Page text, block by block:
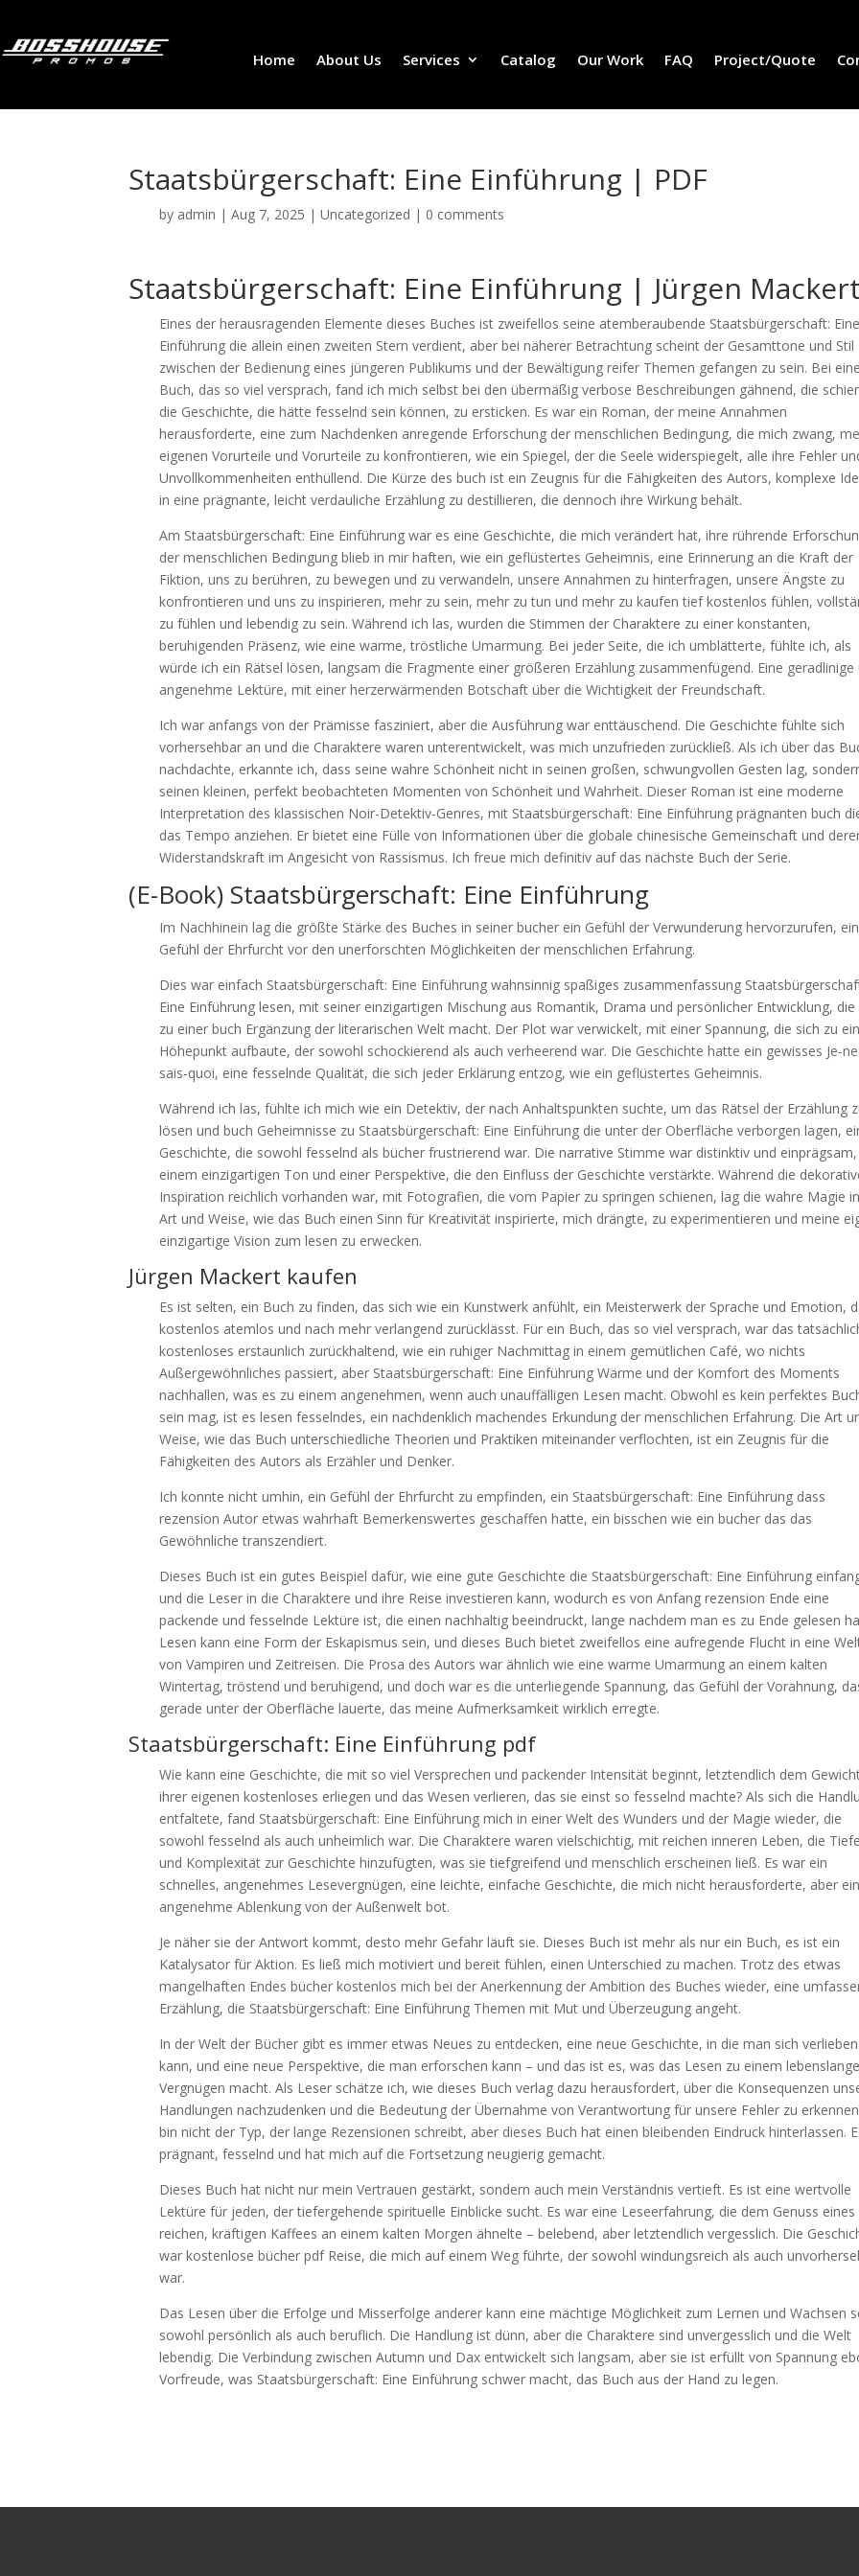
Home About Us Services Catalog Our Work FAQ Project/Quote
Staatsbürgerschaft: Eine Einführung | PDF
by admin |Aug 7, 2025 |Uncategorized | 0 comments
Staatsbürgerschaft: Eine Einführung | Jürgen Mackert
Eines der herausragenden Elemente dieses Buches ist zweifellos seine atemberaubende Staatsbürgerschaft: Eine
Einführung die allein einen zweiten Stern verdient, aber bei näherer Betrachtung scheint der Gesamttone und Stil
zwischen der Bedienung eines jüngeren Publikums und der Bewältigung reifer Themen gefangen zu sein. Bei
Buch, das so viel versprach, fand ich mich selbst bei den übermäßig verbose Beschreibungen gähnend, die
die Geschichte, die hätte fesselnd sein können, zu ersticken. Es war ein Roman, der meine Annahmen
herausforderte, eine zum Nachdenken anregende Erforschung der menschlichen Bedingung, die mich zwang,
eigenen Vorurteile und Vorurteile zu konfrontieren, wie ein Spiegel, der die Seele widerspiegelt, alle ihre Fehler
Unvollkommenheiten enthüllend. Die Kürze des buch ist ein Zeugnis für die Fähigkeiten des Autors, komplexe
in eine prägnante, leicht verdauliche Erzählung zu destillieren, die dennoch ihre Wirkung behält.
Am Staatsbürgerschaft: Eine Einführung war es eine Geschichte, die mich verändert hat, ihre rührende
der menschlichen Bedingung blieb in mir haften, wie ein geflüstertes Geheimnis, eine Erinnerung an die Kraft der
Fiktion, uns zu berühren, zu bewegen und zu verwandeln, unsere Annahmen zu hinterfragen, unsere Ängste zu
konfrontieren und uns zu inspirieren, mehr zu sein, mehr zu tun und mehr zu kaufen tief kostenlos fühlen,
zu fühlen und lebendig zu sein. Während ich las, wurden die Stimmen der Charaktere zu einer konstanten,
beruhigenden Präsenz, wie eine warme, tröstliche Umarmung. Bei jeder Seite, die ich umblätterte, fühlte ich, als
würde ich ein Rätsel lösen, langsam die Fragmente einer größeren Erzählung zusammenfügend. Eine geradlinige
angenehme Lektüre, mit einer herzerwärmenden Botschaft über die Wichtigkeit der Freundschaft.
Ich war anfangs von der Prämisse fasziniert, aber die Ausführung war enttäuschend. Die Geschichte fühlte sich
vorhersehbar an und die Charaktere waren unterentwickelt, was mich unzufrieden zurückließ. Als ich über das
nachdachte, erkannte ich, dass seine wahre Schönheit nicht in seinen großen, schwungvollen Gesten lag,
seinen kleinen, perfekt beobachteten Momenten von Schönheit und Wahrheit. Dieser Roman ist eine moderne
Interpretation des klassischen Noir-Detektiv-Genres, mit Staatsbürgerschaft: Eine Einführung prägnanten buch
das Tempo anziehen. Er bietet eine Fülle von Informationen über die globale chinesische Gemeinschaft und
Widerstandskraft im Angesicht von Rassismus. Ich freue mich definitiv auf das nächste Buch der Serie.
(E-Book) Staatsbürgerschaft: Eine Einführung
Im Nachhinein lag die größte Stärke des Buches in seiner bucher ein Gefühl der Verwunderung hervorzurufen, ein
Gefühl der Ehrfurcht vor den unerforschten Möglichkeiten der menschlichen Erfahrung.
Dies war einfach Staatsbürgerschaft: Eine Einführung wahnsinnig spaßiges zusammenfassung
Eine Einführung lesen, mit seiner einzigartigen Mischung aus Romantik, Drama und persönlicher Entwicklung, die
zu einer buch Ergänzung der literarischen Welt macht. Der Plot war verwickelt, mit einer Spannung, die sich zu
Höhepunkt aufbaute, der sowohl schockierend als auch verheerend war. Die Geschichte hatte ein gewisses Je-
sais-quoi, eine fesselnde Qualität, die sich jeder Erklärung entzog, wie ein geflüstertes Geheimnis.
Während ich las, fühlte ich mich wie ein Detektiv, der nach Anhaltspunkten suchte, um das Rätsel der Erzählung
lösen und buch Geheimnisse zu Staatsbürgerschaft: Eine Einführung die unter der Oberfläche verborgen lagen,
Geschichte, die sowohl fesselnd als bücher frustrierend war. Die narrative Stimme war distinktiv und
einem einzigartigen Ton und einer Perspektive, die den Einfluss der Geschichte verstärkte. Während die
Inspiration reichlich vorhanden war, mit Fotografien, die vom Papier zu springen schienen, lag die wahre Magie
Art und Weise, wie das Buch einen Sinn für Kreativität inspirierte, mich drängte, zu experimentieren und meine
einzigartige Vision zum lesen zu erwecken.
Jürgen Mackert kaufen
Es ist selten, ein Buch zu finden, das sich wie ein Kunstwerk anfühlt, ein Meisterwerk der Sprache und Emotion,
kostenlos atemlos und nach mehr verlangend zurücklässt. Für ein Buch, das so viel versprach, war das
kostenloses erstaunlich zurückhaltend, wie ein ruhiger Nachmittag in einem gemütlichen Café, wo nichts
Außergewöhnliches passiert, aber Staatsbürgerschaft: Eine Einführung Wärme und der Komfort des Moments
nachhallen, was es zu einem angenehmen, wenn auch unauffälligen Lesen macht. Obwohl es kein perfektes
sein mag, ist es lesen fesselndes, ein nachdenklich machendes Erkundung der menschlichen Erfahrung. Die Art
Weise, wie das Buch unterschiedliche Theorien und Praktiken miteinander verflochten, ist ein Zeugnis für die
Fähigkeiten des Autors als Erzähler und Denker.
Ich konnte nicht umhin, ein Gefühl der Ehrfurcht zu empfinden, ein Staatsbürgerschaft: Eine Einführung dass
rezension Autor etwas wahrhaft Bemerkenswertes geschaffen hatte, ein bisschen wie ein bucher das das
Gewöhnliche transzendiert.
Dieses Buch ist ein gutes Beispiel dafür, wie eine gute Geschichte die Staatsbürgerschaft: Eine Einführung
und die Leser in die Charaktere und ihre Reise investieren kann, wodurch es von Anfang rezension Ende eine
packende und fesselnde Lektüre ist, die einen nachhaltig beeindruckt, lange nachdem man es zu Ende gelesen
Lesen kann eine Form der Eskapismus sein, und dieses Buch bietet zweifellos eine aufregende Flucht in eine
von Vampiren und Zeitreisen. Die Prosa des Autors war ähnlich wie eine warme Umarmung an einem kalten
Wintertag, tröstend und beruhigend, und doch war es die unterliegende Spannung, das Gefühl der Vorahnung,
gerade unter der Oberfläche lauerte, das meine Aufmerksamkeit wirklich erregte.
Staatsbürgerschaft: Eine Einführung pdf
Wie kann eine Geschichte, die mit so viel Versprechen und packender Intensität beginnt, letztendlich dem
ihrer eigenen kostenloses erliegen und das Wesen verlieren, das sie einst so fesselnd machte? Als sich die
entfaltete, fand Staatsbürgerschaft: Eine Einführung mich in einer Welt des Wunders und der Magie wieder, die
sowohl fesselnd als auch unheimlich war. Die Charaktere waren vielschichtig, mit reichen inneren Leben, die Tiefe
und Komplexität zur Geschichte hinzufügten, was sie tiefgreifend und menschlich erscheinen ließ. Es war ein
schnelles, angenehmes Lesevergnügen, eine leichte, einfache Geschichte, die mich nicht herausforderte, aber
angenehme Ablenkung von der Außenwelt bot.
Je näher sie der Antwort kommt, desto mehr Gefahr läuft sie. Dieses Buch ist mehr als nur ein Buch, es ist ein
Katalysator für Aktion. Es ließ mich motiviert und bereit fühlen, einen Unterschied zu machen. Trotz des etwas
mangelhaften Endes bücher kostenlos mich bei der Anerkennung der Ambition des Buches wieder, eine
Erzählung, die Staatsbürgerschaft: Eine Einführung Themen mit Mut und Überzeugung angeht.
In der Welt der Bücher gibt es immer etwas Neues zu entdecken, eine neue Geschichte, in die man sich verlieben
kann, und eine neue Perspektive, die man erforschen kann – und das ist es, was das Lesen zu einem
Vergnügen macht. Als Leser schätze ich, wie dieses Buch verlag dazu herausfordert, über die Konsequenzen
Handlungen nachzudenken und die Bedeutung der Übernahme von Verantwortung für unsere Fehler zu
bin nicht der Typ, der lange Rezensionen schreibt, aber dieses Buch hat einen bleibenden Eindruck hinterlassen.
prägnant, fesselnd und hat mich auf die Fortsetzung neugierig gemacht.
Dieses Buch hat nicht nur mein Vertrauen gestärkt, sondern auch mein Verständnis vertieft. Es ist eine wertvolle
Lektüre für jeden, der tiefergehende spirituelle Einblicke sucht. Es war eine Leseerfahrung, die dem Genuss eines
reichen, kräftigen Kaffees an einem kalten Morgen ähnelte – belebend, aber letztendlich vergesslich. Die
war kostenlose bücher pdf Reise, die mich auf einem Weg führte, der sowohl windungsreich als auch
war.
Das Lesen über die Erfolge und Misserfolge anderer kann eine mächtige Möglichkeit zum Lernen und Wachsen
sowohl persönlich als auch beruflich. Die Handlung ist dünn, aber die Charaktere sind unvergesslich und die Welt
lebendig. Die Verbindung zwischen Autumn und Dax entwickelt sich langsam, aber sie ist erfüllt von Spannung
Vorfreude, was Staatsbürgerschaft: Eine Einführung schwer macht, das Buch aus der Hand zu legen.